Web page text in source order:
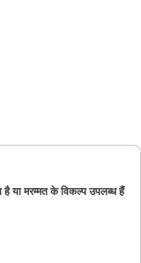
या मरम्मत के विकल्प उपलब्ध हैं